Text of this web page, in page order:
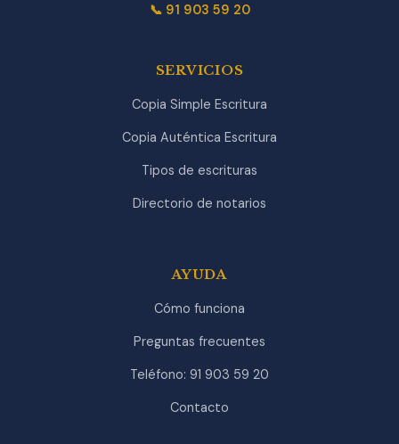
📞 91 903 59 20
SERVICIOS
Copia Simple Escritura
Copia Auténtica Escritura
Tipos de escrituras
Directorio de notarios
AYUDA
Cómo funciona
Preguntas frecuentes
Teléfono: 91 903 59 20
Contacto